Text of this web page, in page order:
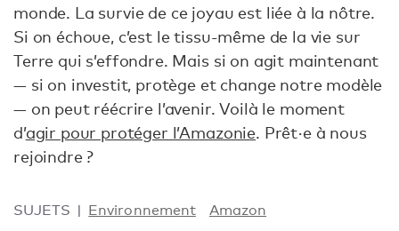
monde. La survie de ce joyau est liée à la nôtre.
Si on échoue, c’est le tissu-même de la vie sur
Terre qui s’effondre. Mais si on agit maintenant
— si on investit, protège et change notre modèle
— on peut réécrire l’avenir. Voilà le moment
d’agir pour protéger l’Amazonie. Prêt·e à nous
rejoindre ?
SUJETS Environnement
Amazon